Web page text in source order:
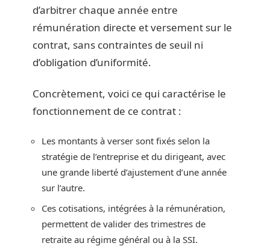
d’arbitrer chaque année entre
rémunération directe et versement sur le
contrat, sans contraintes de seuil ni
d’obligation d’uniformité.
Concrètement, voici ce qui caractérise le
fonctionnement de ce contrat :
Les montants à verser sont fixés selon la
stratégie de l’entreprise et du dirigeant, avec
une grande liberté d’ajustement d’une année
sur l’autre.
Ces cotisations, intégrées à la rémunération,
permettent de valider des trimestres de
retraite au régime général ou à la SSI.